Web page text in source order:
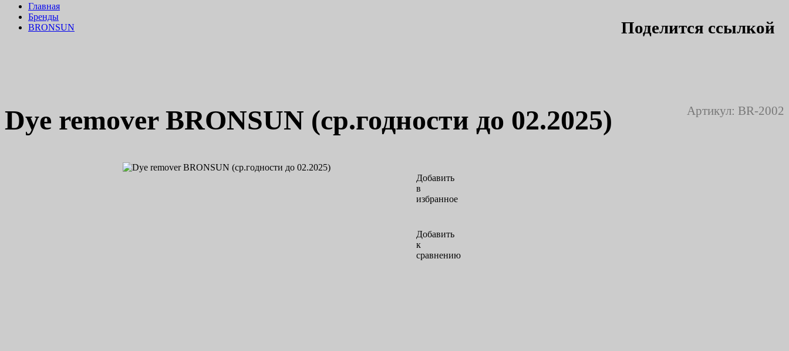
Главная
Бренды
BRONSUN
Поделится ссылкой
Dye remover BRONSUN (ср.годности до 02.2025) Артикул: BR-2002
Добавить
в
избранное
Добавить
к
сравнению